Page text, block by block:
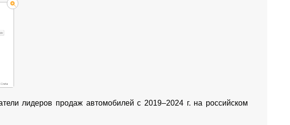
лидеров продаж автомобилей с 2019–2024 г. на российском